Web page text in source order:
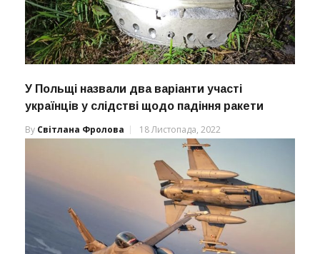
У Польщі назвали два варіанти участі
українців у слідстві щодо падіння ракети
By Світлана Фролова 18 Листопада, 2022